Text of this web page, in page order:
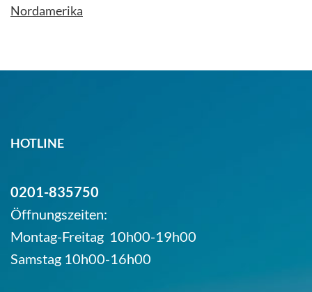
Nordamerika
HOTLINE
0201-835750
Öffnungszeiten:
Montag-Freitag 10h00-19h00
Samstag 10h00-16h00